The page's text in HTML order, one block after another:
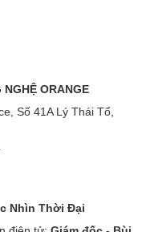
NGHỆ ORANGE
Số 41A Lý Thái Tổ,
Nhìn Thời Đại